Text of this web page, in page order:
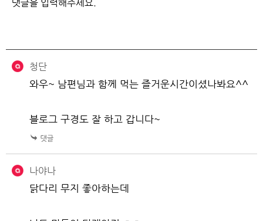
청단
와우~ 남편님과 함께 먹는 즐거운시간이셨나봐요^^
블로그 구경도 잘 하고 갑니다~
나야나
닭다리 무지 좋아하는데